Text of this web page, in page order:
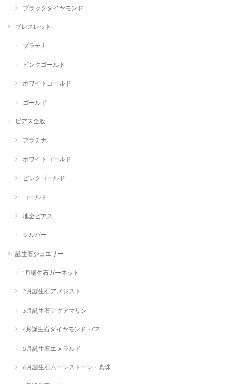
ブラックダイヤモンド
ブレスレット
プラチナ
ピンクゴールド
ホワイトゴールド
ゴールド
ピアス全般
プラチナ
ホワイトゴールド
ピンクゴールド
ゴールド
地金ピアス
シルバー
誕生石ジュエリー
1月誕生石ガーネット
2月誕生石アメジスト
3月誕生石アクアマリン
4月誕生石ダイヤモンド・CZ
5月誕生石エメラルド
6月誕生石ムーンストーン・真珠